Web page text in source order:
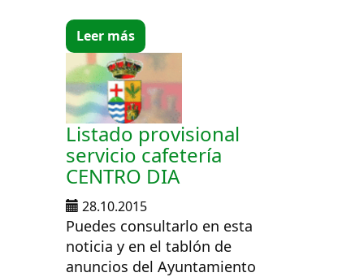
Leer más
Listado provisional
servicio cafetería
CENTRO DIA
28.10.2015
Puedes consultarlo en esta
noticia y en el tablón de
anuncios del Ayuntamiento